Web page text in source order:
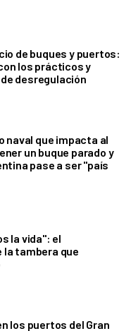
de buques y puertos:
los prácticos y
desregulación
naval que impacta al
un buque parado y
pase a ser "país
la vida": el
tambera que
los puertos del Gran